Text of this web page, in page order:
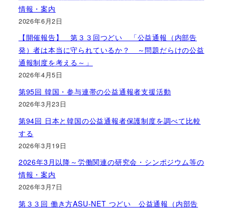
情報・案内
2026年6月2日
【開催報告】 第３３回つどい 「公益通報（内部告
発）者は本当に守られているか？ ～問題だらけの公益
通報制度を考える～」
2026年4月5日
第95回 韓国・参与連帯の公益通報者支援活動
2026年3月23日
第94回 日本と韓国の公益通報者保護制度を調べて比較
する
2026年3月19日
2026年3月以降～労働関連の研究会・シンポジウム等の
情報・案内
2026年3月7日
第３３回 働き方ASU-NET つどい 公益通報（内部告